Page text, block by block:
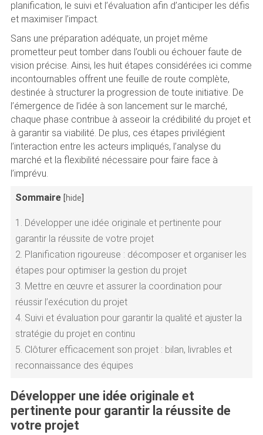
planification, le suivi et l’évaluation afin d’anticiper les défis
et maximiser l’impact.
Sans une préparation adéquate, un projet même
prometteur peut tomber dans l’oubli ou échouer faute de
vision précise. Ainsi, les huit étapes considérées ici comme
incontournables offrent une feuille de route complète,
destinée à structurer la progression de toute initiative. De
l’émergence de l’idée à son lancement sur le marché,
chaque phase contribue à asseoir la crédibilité du projet et
à garantir sa viabilité. De plus, ces étapes privilégient
l’interaction entre les acteurs impliqués, l’analyse du
marché et la flexibilité nécessaire pour faire face à
l’imprévu.
Sommaire hide
1. Développer une idée originale et pertinente pour
garantir la réussite de votre projet
2. Planification rigoureuse : décomposer et organiser les
étapes pour optimiser la gestion du projet
3. Mettre en œuvre et assurer la coordination pour
réussir l’exécution du projet
4. Suivi et évaluation pour garantir la qualité et ajuster la
stratégie du projet en continu
5. Clôturer efficacement son projet : bilan, livrables et
reconnaissance des équipes
Développer une idée originale et
pertinente pour garantir la réussite de
votre projet